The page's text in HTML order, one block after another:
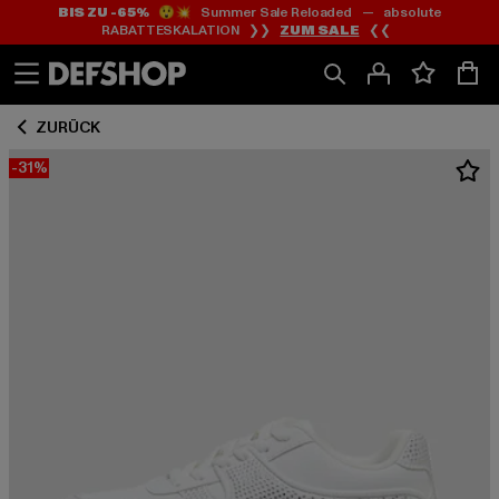
Zum
Inhalt
springen
Zum
Fußzeile
springen
BIS ZU -65%😲💥 Summer Sale Reloaded — absolute
RABATTESKALATION ❯❯ ZUM SALE ❮❮
ZURÜCK
-31%